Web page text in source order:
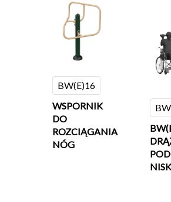
BW(E)16
WSPORNIK
DO
ROZCIĄGANIA
NÓG